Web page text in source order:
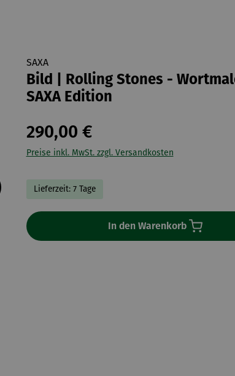
SAXA
Bild | Rolling Stones -
SAXA Edition
290,00 €
Preise inkl. MwSt. zzgl. Versandkosten
Lieferzeit: 7 Tage
In den Warenkorb